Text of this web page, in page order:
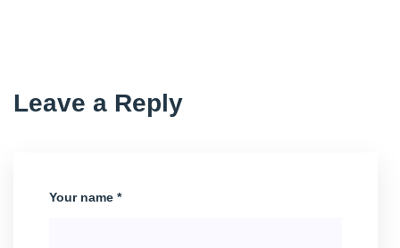
Leave a Reply
Your name *